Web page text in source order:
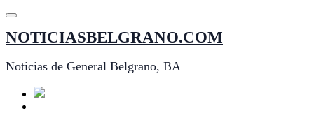
Saltar
contenido
NOTICIASBELGRANO.COM
Noticias de General Belgrano, BA